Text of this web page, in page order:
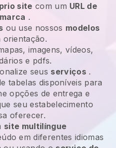
site com um URL de
marca .
ou use nossos modelos
orientação.
imagens, vídeos,
e pdfs.
seus serviços.
tabelas disponíveis para
opções de entrega e
seu estabelecimento
oferecer.
site multilíngue
em diferentes idiomas